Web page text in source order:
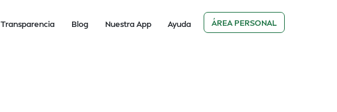
Transparencia Blog Nuestra App Ayuda ÁREA PERSONAL